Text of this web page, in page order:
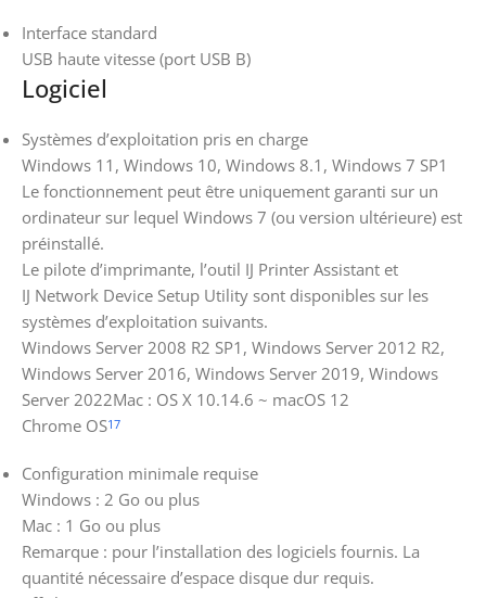
Interface standard
USB haute vitesse (port USB B)
Logiciel
Systèmes d’exploitation pris en charge
Windows 11, Windows 10, Windows 8.1, Windows 7 SP1
Le fonctionnement peut être uniquement garanti sur un
ordinateur sur lequel Windows 7 (ou version ultérieure) est
préinstallé.
Le pilote d’imprimante, l’outil IJ Printer Assistant et
IJ Network Device Setup Utility sont disponibles sur les
systèmes d’exploitation suivants.
Windows Server 2008 R2 SP1, Windows Server 2012 R2,
Windows Server 2016, Windows Server 2019, Windows
Server 2022Mac : OS X 10.14.6 ~ macOS 12
Chrome OS17
Configuration minimale requise
Windows : 2 Go ou plus
Mac : 1 Go ou plus
Remarque : pour l’installation des logiciels fournis. La
quantité nécessaire d’espace disque dur requis.